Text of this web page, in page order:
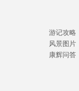
游记攻略
风景图片
康辉问答